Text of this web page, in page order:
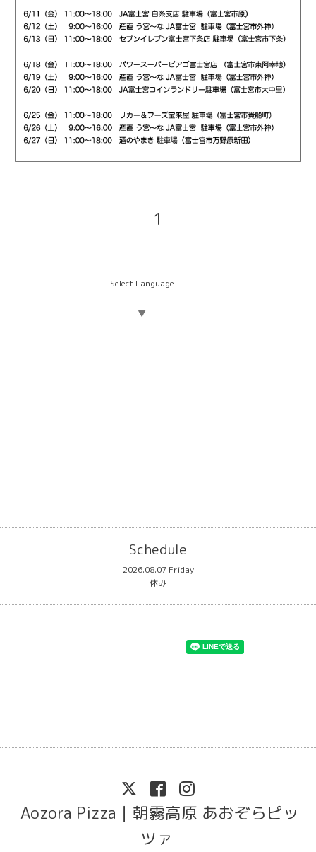
1
Select Language
▼
Schedule
2026.08.07 Friday
休み
Aozora Pizza｜朝霧高原 あおぞらピッ
ツァ